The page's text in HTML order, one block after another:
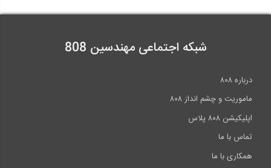
شبکه اجتماعی مهندسین 808
درباره ۸۰۸
ماموریت و چشم انداز ۸۰۸
اپلیکیشن ۸۰۸ پلاس
تماس با ما
همکاری با ما